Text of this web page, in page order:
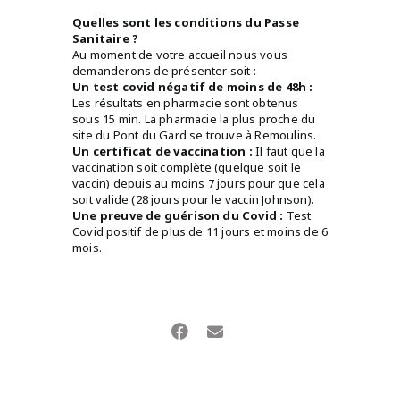
Quelles sont les conditions du Passe
Sanitaire ?
Au moment de votre accueil nous vous
demanderons de présenter soit :
Un test covid négatif de moins de 48h :
Les résultats en pharmacie sont obtenus
sous 15 min. La pharmacie la plus proche du
site du Pont du Gard se trouve à Remoulins.
Un certificat de vaccination : Il faut que la
vaccination soit complète (quelque soit le
vaccin) depuis au moins 7 jours pour que cela
soit valide (28 jours pour le vaccin Johnson).
Une preuve de guérison du Covid : Test
Covid positif de plus de 11 jours et moins de 6
mois.